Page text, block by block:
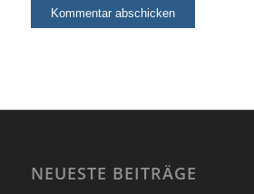
NEUESTE BEITRÄGE